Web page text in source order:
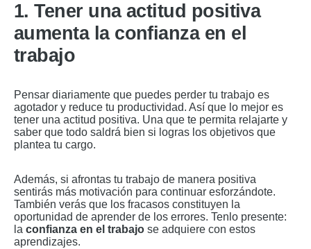
1. Tener una actitud positiva
aumenta la confianza en el
trabajo
Pensar diariamente que puedes perder tu trabajo es
agotador y reduce tu productividad. Así que lo mejor es
tener una actitud positiva. Una que te permita relajarte y
saber que todo saldrá bien si logras los objetivos que
plantea tu cargo.
Además, si afrontas tu trabajo de manera positiva
sentirás más motivación para continuar esforzándote.
También verás que los fracasos constituyen la
oportunidad de aprender de los errores. Tenlo presente:
la confianza en el trabajo se adquiere con estos
aprendizajes.